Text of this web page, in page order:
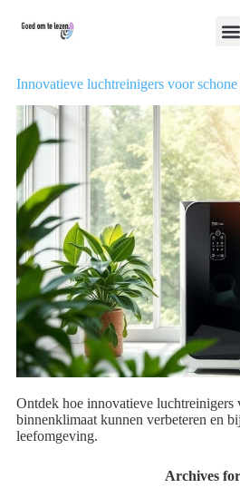
Innovatieve luchtreinigers voor
Ontdek hoe innovatieve luchtreinigers
binnenklimaat kunnen verbeteren en
leefomgeving.
Archives for